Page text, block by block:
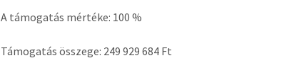
A támogatás mértéke: 100 %
Támogatás összege: 249 929 684 Ft